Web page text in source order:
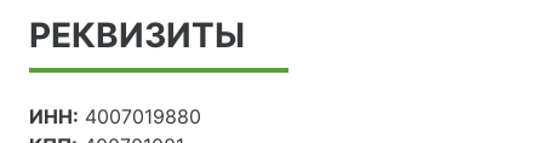
РЕКВИЗИТЫ
ИНН: 4007019880